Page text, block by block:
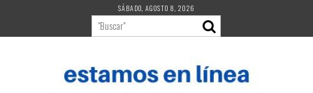
contenido
SÁBADO, AGOSTO 8, 2026